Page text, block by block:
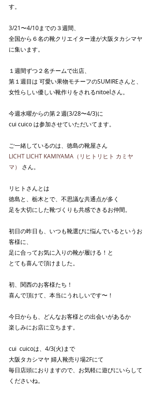
す。
3/21〜4/10までの３週間、
全国から６名の靴クリエイター達が大阪タカシマヤ
に集います。
１週間ずつ２名チームで出店、
第１週目は 可愛い果物モチーフのSUMIREさんと、
女性らしい優しい靴作りをされるnitoelさん。
今週水曜からの第２週(3/28〜4/3)に
cui cuico は参加させていただいてます。
ご一緒しているのは、徳島の靴屋さん
LICHT LICHT KAMIYAMA（リヒトリヒト カミヤ
マ）
さん。
リヒトさんとは
徳島と、栃木とで、不思議な共通点が多く
足を大切にした靴づくりも共感できるお仲間。
初日の昨日も、いつも靴選びに悩んでいるというお
客様に、
足に合ってお気に入りの靴が履ける！と
とても喜んで頂けました。
初、関西のお客様たち！
喜んで頂けて、本当にうれしいです〜！
今日からも、どんなお客様との出会いがあるか
楽しみにお店に立ちます。
cui  cuicoは、4/3(火)まで
大阪タカシマヤ 婦人靴売り場2Fにて
毎日店頭におりますので、お気軽に遊びにいらして
くださいね。